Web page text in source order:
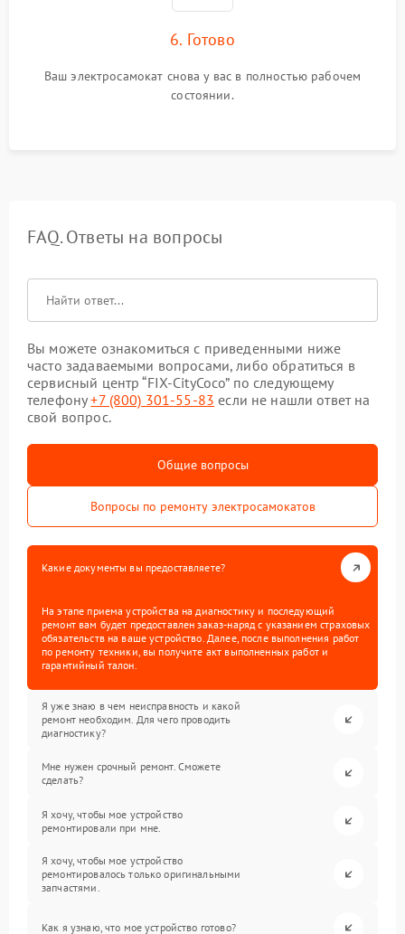
6. Готово
Ваш электросамокат снова у вас в полностью рабочем
состоянии.
FAQ. Ответы на вопросы
Вы можете ознакомиться с приведенными ниже
часто задаваемыми вопросами, либо обратиться в
сервисный центр “FIX-CityCoco” по следующему
телефону+7 (800) 301-55-83 если не нашли ответ на
свой вопрос.
Общие вопросы
Вопросы по ремонту электросамокатов
Какие документы вы предоставляете?
На этапе приема устройства на диагностику и последующий
ремонт вам будет предоставлен заказ-наряд с указанием страховых
обязательств на ваше устройство. Далее, после выполнения работ
по ремонту техники, вы получите акт выполненных работ и
гарантийный талон.
Я уже знаю в чем неисправность и какой
ремонт необходим. Для чего проводить
диагностику?
Мне нужен срочный ремонт. Сможете
сделать?
Я хочу, чтобы мое устройство
ремонтировали при мне.
Я хочу, чтобы мое устройство
ремонтировалось только оригинальными
запчастями.
Как я узнаю, что мое устройство готово?